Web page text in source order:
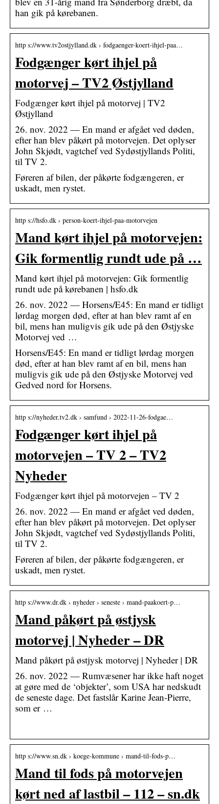
han gik på kørebanen.
http s://www.tv2ostjylland.dk › fodgaenger-koert-ihjel-paa…
Fodgænger kørt ihjel på
motorvej – TV2 Østjylland
Fodgænger kørt ihjel på motorvej | TV2
Østjylland
26. nov. 2022 — En mand er afgået ved døden,
efter han blev påkørt på motorvejen. Det oplyser
John Skjødt, vagtchef ved Sydøstjyllands Politi,
til TV 2.
Føreren af bilen, der påkørte fodgængeren, er
uskadt, men rystet.
http s://hsfo.dk › person-koert-ihjel-paa-motorvejen
Mand kørt ihjel på motorvejen:
Gik formentlig rundt ude på …
Mand kørt ihjel på motorvejen: Gik formentlig
rundt ude på kørebanen | hsfo.dk
26. nov. 2022 — Horsens/E45: En mand er tidligt
lørdag morgen død, efter at han blev ramt af en
bil, mens han muligvis gik ude på den Østjyske
Motorvej ved …
Horsens/E45: En mand er tidligt lørdag morgen
død, efter at han blev ramt af en bil, mens han
muligvis gik ude på den Østjyske Motorvej ved
Gedved nord for Horsens.
http s://nyheder.tv2.dk › samfund › 2022-11-26-fodgae…
Fodgænger kørt ihjel på
motorvejen – TV 2 – TV2
Nyheder
Fodgænger kørt ihjel på motorvejen – TV 2
26. nov. 2022 — En mand er afgået ved døden,
efter han blev påkørt på motorvejen. Det oplyser
John Skjødt, vagtchef ved Sydøstjyllands Politi,
til TV 2.
Føreren af bilen, der påkørte fodgængeren, er
uskadt, men rystet.
http s://www.dr.dk › nyheder › seneste › mand-paakoert-p…
Mand påkørt på østjysk
motorvej | Nyheder – DR
Mand påkørt på østjysk motorvej | Nyheder | DR
26. nov. 2022 — Rumvæsener har ikke haft noget
at gøre med de ‘objekter’, som USA har nedskudt
de seneste dage. Det fastslår Karine Jean-Pierre,
som er …
http s://www.sn.dk › koege-kommune › mand-til-fods-p…
Mand til fods på motorvejen
kørt ned af lastbil – 112 – sn.dk